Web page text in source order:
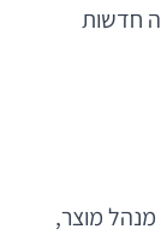
חדשות
מנהל מוצר,